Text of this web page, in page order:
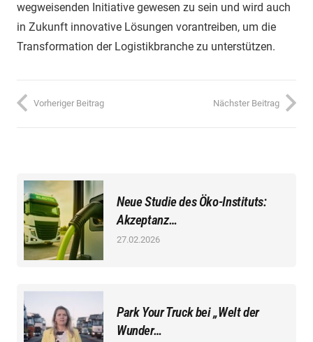
wegweisenden Initiative gewesen zu sein und wird auch
in Zukunft innovative Lösungen vorantreiben, um die
Transformation der Logistikbranche zu unterstützen.
Vorheriger Beitrag Nächster Beitrag
Neue Studie des Öko-Instituts:
Akzeptanz…
27.02.2026
Park Your Truck bei „Welt der
Wunder…